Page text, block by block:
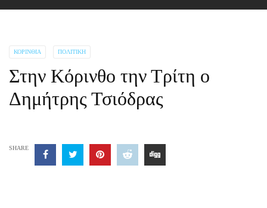
ΚΟΡΙΝΘΊΑ ΠΟΛΙΤΙΚΉ
Στην Κόρινθο την Τρίτη ο
Δημήτρης Τσιόδρας
SHARE